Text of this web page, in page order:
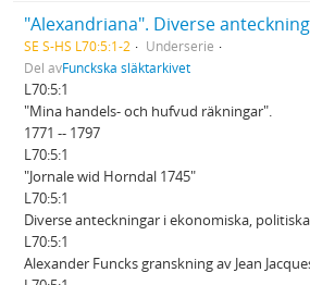
SE S-HS L70:5:1-2
Underserie
Del avFunckska släktarkivet
L70:5:1
"Mina handels- och hufvud räkningar".
1771 -- 1797
L70:5:1
"Jornale wid Horndal 1745"
L70:5:1
Diverse anteckningar i ekonomiska,
L70:5:1
Alexander Funcks granskning av Jean